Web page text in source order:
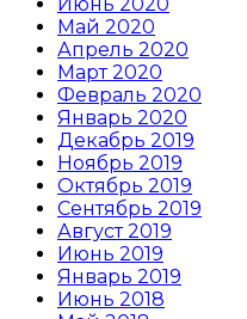
Июнь 2020
Май 2020
Апрель 2020
Март 2020
Февраль 2020
Январь 2020
Декабрь 2019
Ноябрь 2019
Октябрь 2019
Сентябрь 2019
Август 2019
Июнь 2019
Январь 2019
Июнь 2018